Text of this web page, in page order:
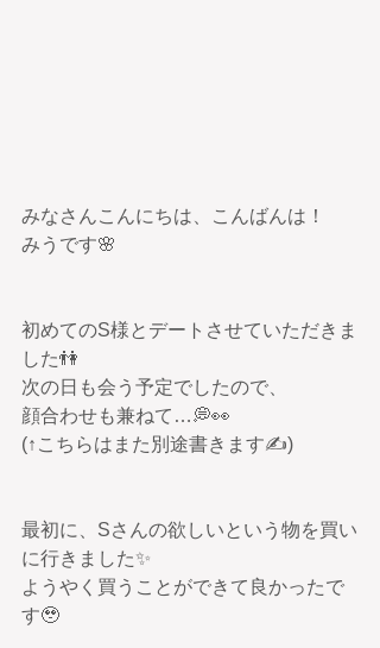
みなさんこんにちは、こんばんは！
みうです🌸
初めてのS様とデートさせていただきま
した👫
次の日も会う予定でしたので、
顔合わせも兼ねて…💭👀
(↑こちらはまた別途書きます✍)
最初に、Sさんの欲しいという物を買い
に行きました✨️
ようやく買うことができて良かったで
す🥹